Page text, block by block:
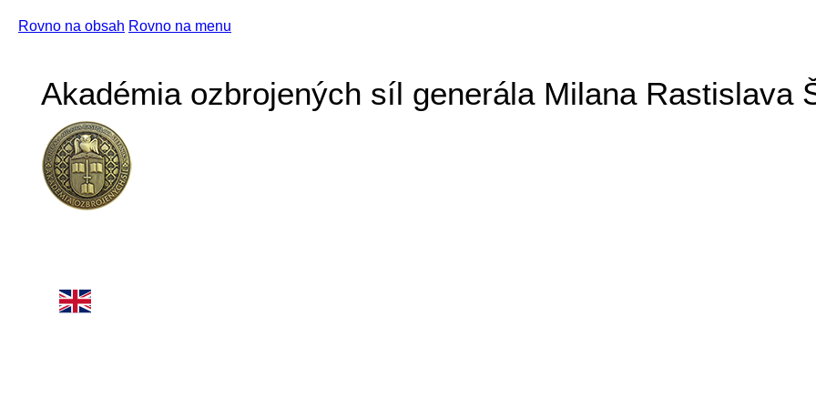
Rovno na obsah Rovno na menu
Akadémia ozbrojených síl generála Milana Rastislava